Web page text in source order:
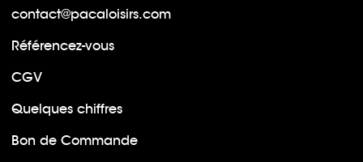
contact@pacaloisirs.com
Référencez-vous
CGV
Quelques chiffres
Bon de Commande